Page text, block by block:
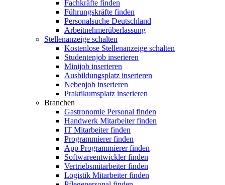
Fachkräfte finden
Führungskräfte finden
Personalsuche Deutschland
Arbeitnehmerüberlassung
Stellenanzeige schalten
Kostenlose Stellenanzeige schalten
Studentenjob inserieren
Minijob inserieren
Ausbildungsplatz inserieren
Nebenjob inserieren
Praktikumsplatz inserieren
Branchen
Gastronomie Personal finden
Handwerk Mitarbeiter finden
IT Mitarbeiter finden
Programmierer finden
App Programmierer finden
Softwareentwickler finden
Vertriebsmitarbeiter finden
Logistik Mitarbeiter finden